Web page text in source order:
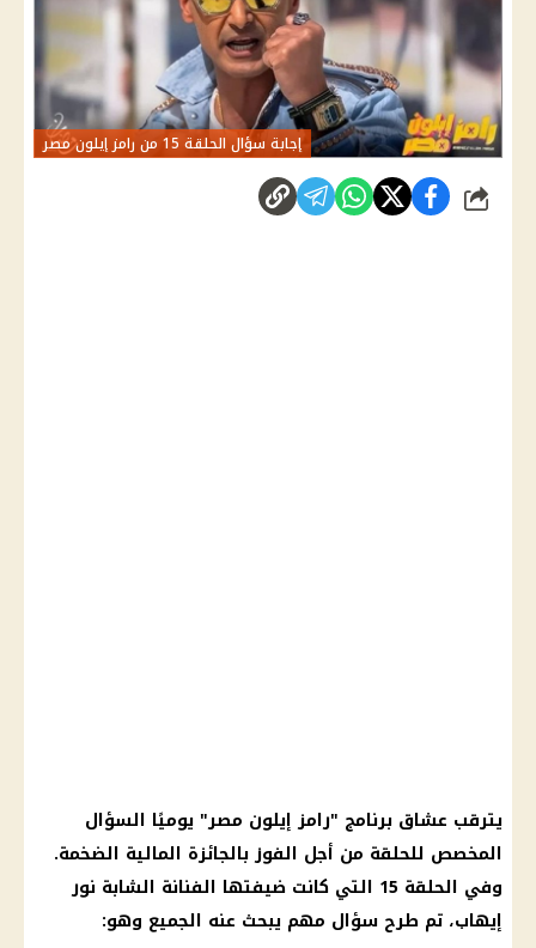
إجابة سؤال الحلقة 15 من رامز إيلون مصر
شارك
يترقب عشاق برنامج "رامز إيلون مصر" يوميًا السؤال
المخصص للحلقة من أجل الفوز بالجائزة المالية الضخمة.
وفي الحلقة 15 التي كانت ضيفتها الفنانة الشابة نور
إيهاب، تم طرح سؤال مهم يبحث عنه الجميع وهو: